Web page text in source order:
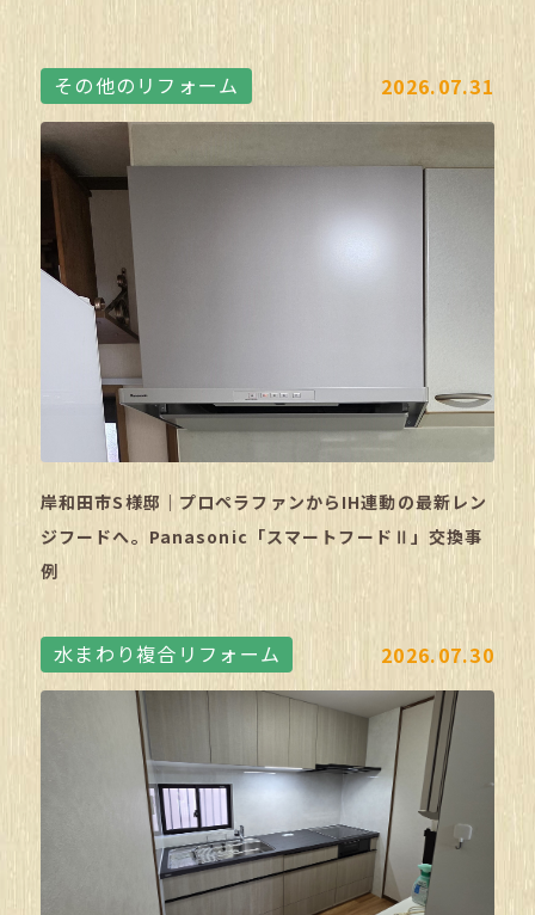
その他のリフォーム 2026.07.31
岸和田市S様邸｜プロペラファンからIH連動の最新レン
ジフードへ。Panasonic「スマートフードⅡ」交換事
例
水まわり複合リフォーム 2026.07.30